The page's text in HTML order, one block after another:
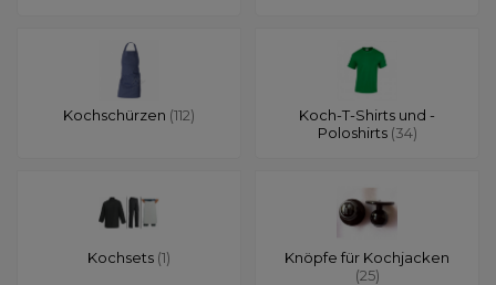
Kochschürzen (112)
Koch-T-Shirts und -
Poloshirts (34)
Kochsets (1)
Knöpfe für Kochjacken
(25)